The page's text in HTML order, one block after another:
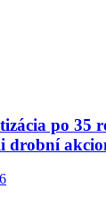
po 35
drobní